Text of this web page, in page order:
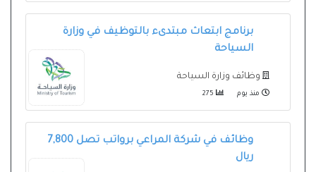
برنامج ابتعاث مبتدىء بالتوظيف في وزارة
السياحة
وظائف وزارة السياحة
منذ يوم
وظائف في شركة المراعي برواتب تصل 7,800
ريال